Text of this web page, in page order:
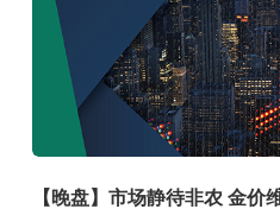
【晚盘】市场静待非农 金价